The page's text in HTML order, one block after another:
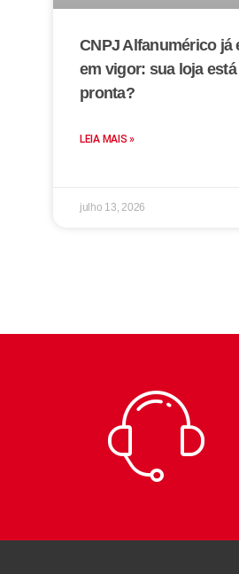
CNPJ Alfanumérico já
em vigor: sua loja está
pronta?
LEIA MAIS »
julho 13, 2026